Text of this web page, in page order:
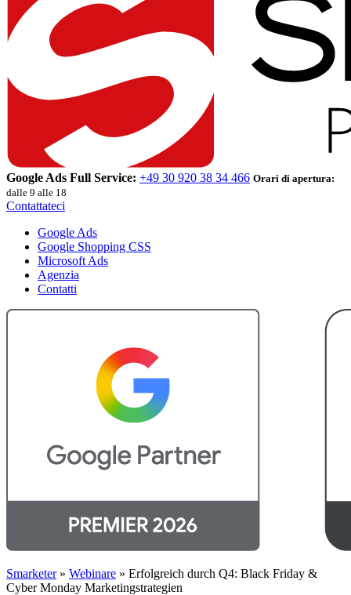
Google Ads Full Service: +49 30 920 38 34 466 Orari di apertura:
dalle 9 alle 18
Contattateci
Google Ads
Google Shopping CSS
Microsoft Ads
Agenzia
Contatti
Smarketer» Webinare » Erfolgreich durch Q4: Black Friday &
Cyber Monday Marketingstrategien